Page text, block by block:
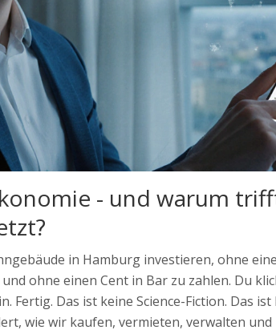
- und warum
in Hamburg investieren, ohne
ohne einen Cent in Bar zu zahlen. Du
Fertig. Das ist keine Science-Fiction. Das
wie wir kaufen, vermieten, verwalten